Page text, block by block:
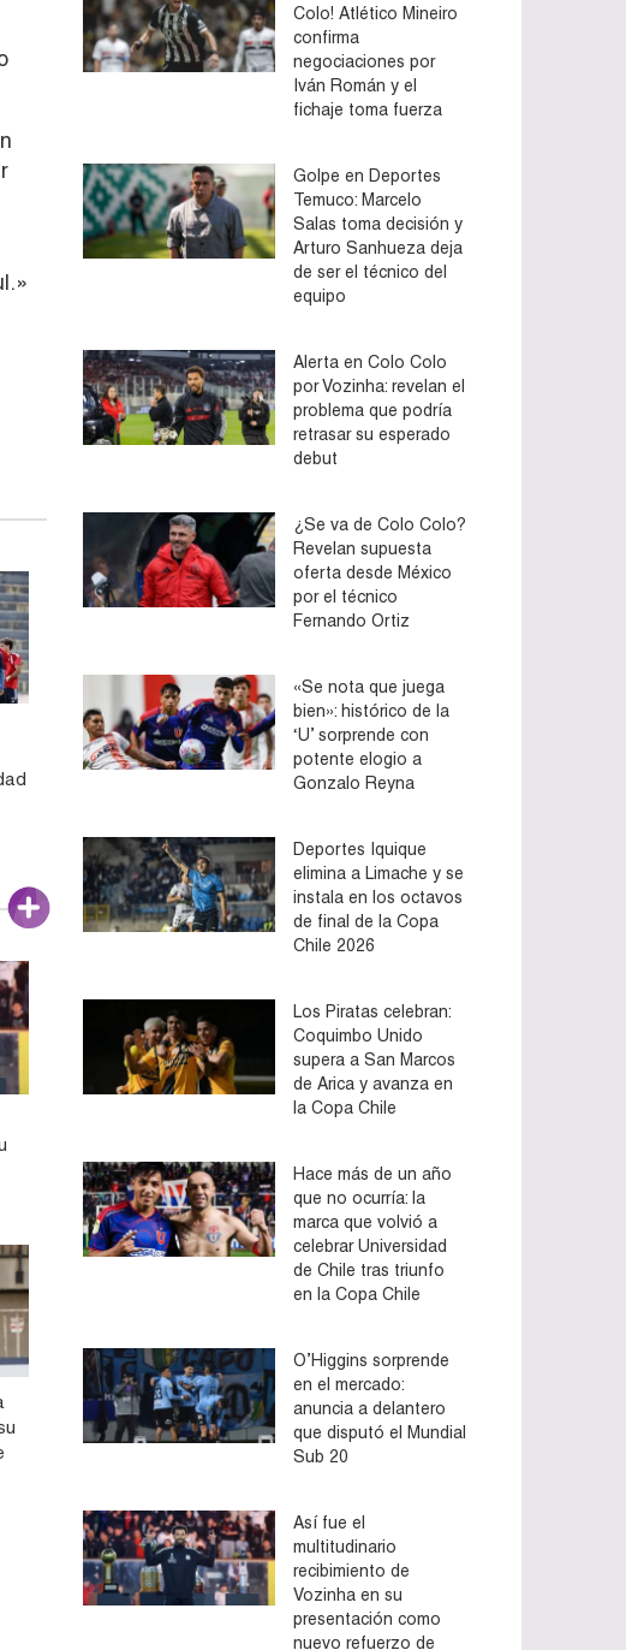
Colo! Atlético Mineiro
confirma
negociaciones por
Iván Román y el
fichaje toma fuerza
Golpe en Deportes
Temuco: Marcelo
Salas toma decisión y
Arturo Sanhueza deja
de ser el técnico del
equipo
Alerta en Colo Colo
por Vozinha: revelan el
problema que podría
retrasar su esperado
debut
¿Se va de Colo Colo?
Revelan supuesta
oferta desde México
por el técnico
Fernando Ortiz
«Se nota que juega
bien»: histórico de la
‘U’ sorprende con
potente elogio a
Gonzalo Reyna
Deportes Iquique
elimina a Limache y se
instala en los octavos
de final de la Copa
Chile 2026
Los Piratas celebran:
Coquimbo Unido
supera a San Marcos
de Arica y avanza en
la Copa Chile
Hace más de un año
que no ocurría: la
marca que volvió a
celebrar Universidad
de Chile tras triunfo
en la Copa Chile
O’Higgins sorprende
en el mercado:
anuncia a delantero
que disputó el Mundial
Sub 20
Así fue el
multitudinario
recibimiento de
Vozinha en su
presentación como
nuevo refuerzo de